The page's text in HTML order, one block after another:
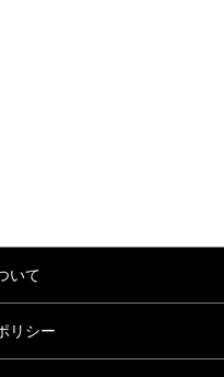
いて
リシー